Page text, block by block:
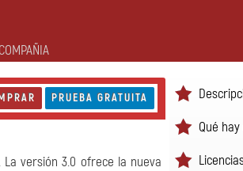
COMPAÑIA
PRUEBA GRATUITA
versión 3.0 ofrece la nueva
Qué